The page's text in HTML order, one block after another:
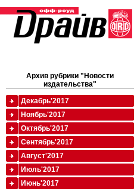
Архив рубрики "Новости
издательства"
Декабрь'2017
Ноябрь'2017
Октябрь'2017
Сентябрь'2017
Август'2017
Июль'2017
Июнь'2017